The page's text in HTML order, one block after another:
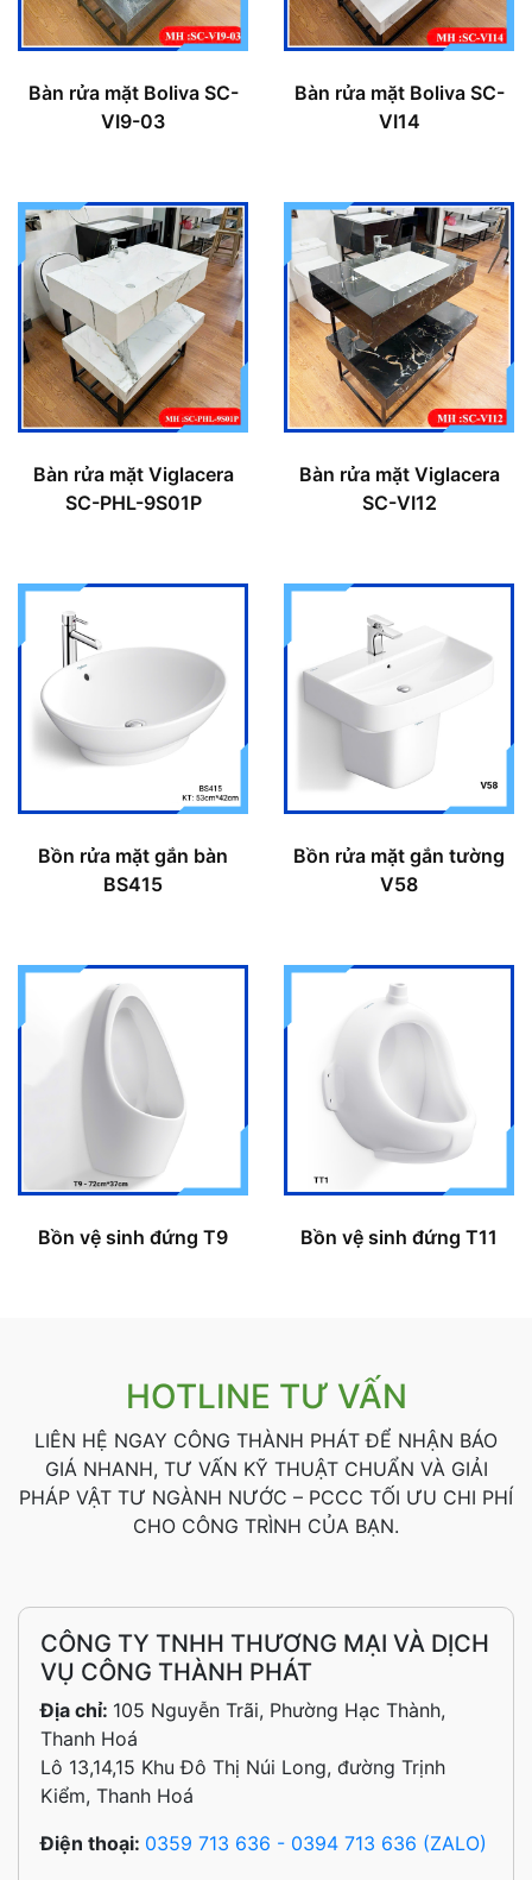
Bàn rửa mặt Boliva SC-
VI9-03
Bàn rửa mặt Boliva SC-
VI14
Bàn rửa mặt Viglacera
SC-PHL-9S01P
Bàn rửa mặt Viglacera
SC-VI12
Bồn rửa mặt gắn bàn
BS415
Bồn rửa mặt gắn tường
V58
Bồn vệ sinh đứng T9 Bồn vệ sinh đứng T11
HOTLINE TƯ VẤN
LIÊN HỆ NGAY CÔNG THÀNH PHÁT ĐỂ NHẬN BÁO
GIÁ NHANH, TƯ VẤN KỸ THUẬT CHUẨN VÀ GIẢI
PHÁP VẬT TƯ NGÀNH NƯỚC – PCCC TỐI ƯU CHI PHÍ
CHO CÔNG TRÌNH CỦA BẠN.
CÔNG TY TNHH THƯƠNG MẠI VÀ DỊCH
VỤ CÔNG THÀNH PHÁT
Địa chỉ: 105 Nguyễn Trãi, Phường Hạc Thành,
Thanh Hoá
Lô 13,14,15 Khu Đô Thị Núi Long, đường Trịnh
Kiểm, Thanh Hoá
Điện thoại: 0359 713 636 - 0394 713 636 (ZALO)